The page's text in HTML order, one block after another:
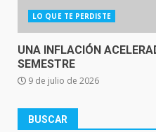
LO QUE TE PERDISTE
UNA INFLACIÓN
SEMESTRE
9 de julio de 2026
BUSCAR